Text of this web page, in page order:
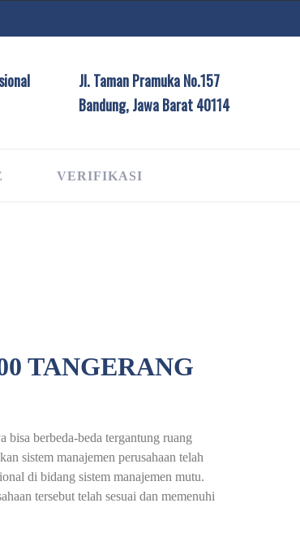
Jl. Taman Pramuka No.157
Bandung, Jawa Barat 40114
VERIFIKASI
TANGERANG
bisa berbeda-beda tergantung ruang
sistem manajemen perusahaan telah
di bidang sistem manajemen mutu.
tersebut telah sesuai dan memenuhi